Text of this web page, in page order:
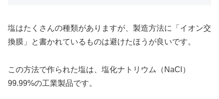
塩はたくさんの種類がありますが、製造方法に「イオン交
換膜」と書かれているものは避けたほうが良いです。
この方法で作られた塩は、塩化ナトリウム（NaCl）
99.99%の工業製品です。